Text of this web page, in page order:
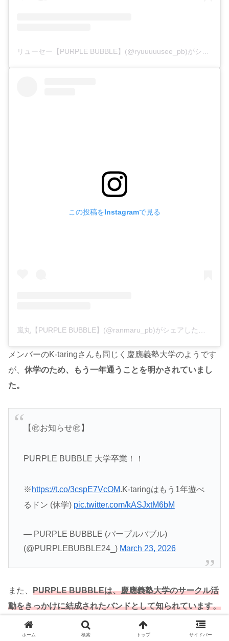
リューセー【PURPLE BUBBLE】(@ryuuuuusee_pb)がシェアした投稿
この投稿をInstagramで見る
嵐丸【PURPLE BUBBLE】(@ranmaru_pb)がシェアした投稿
メンバーのK-taringさんも同じく慶應義塾大学のようです
が、 休学のため、もう一年通うことを明かされていまし
た。
【㊗️お知らせ㊗️】
PURPLE BUBBLE 大学卒業！！
※ https://t.co/3cspE7VcOM.K-taringはもう1年遊べ
るドン (休学) pic.twitter.com/kASJxtM6bM
— PURPLE BUBBLE (パープルバブル)
(@PURPLEBUBBLE24_) March 23, 2026
また、 PURPLE BUBBLEは、慶應義塾大学のサークル活
動をきっかけに結成されたバンドとして知られています。
ホーム 検索 トップ サイドバー